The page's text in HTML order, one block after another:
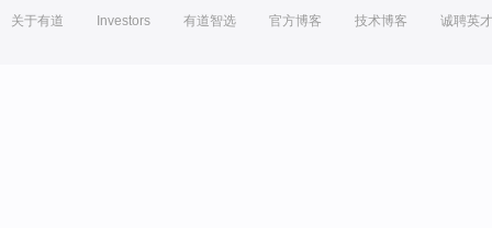
关于有道 Investors 有道智选 官方博客 技术博客 诚聘英才